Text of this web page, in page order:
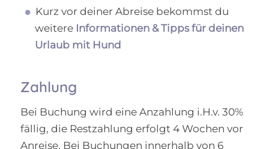
Kurz vor deiner Abreise bekommst du
weitere Informationen & Tipps für deinen
Urlaub mit Hund
Zahlung
Bei Buchung wird eine Anzahlung i.H.v. 30%
fällig, die Restzahlung erfolgt 4 Wochen vor
Anreise. Bei Buchungen innerhalb von 6